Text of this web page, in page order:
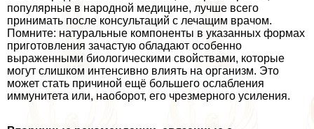
популярные в народной медицине, лучше всего
принимать после консультаций с лечащим врачом.
Помните: натуральные компоненты в указанных формах
приготовления зачастую обладают особенно
выраженными биологическими свойствами, которые
могут слишком интенсивно влиять на организм. Это
может стать причиной ещё большего ослабления
иммунитета или, наоборот, его чрезмерного усиления.